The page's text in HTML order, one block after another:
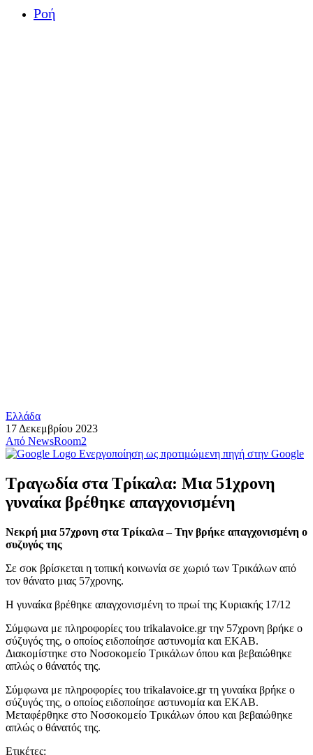
Ροή
Ελλάδα
17 Δεκεμβρίου 2023
Από NewsRoom2
Ενεργοποίηση ως προτιμώμενη πηγή στην Google
Τραγωδία στα Τρίκαλα: Μια 51χρονη
γυναίκα βρέθηκε απαγχονισμένη
Νεκρή μια 57χρονη στα Τρίκαλα – Την βρήκε απαγχονισμένη ο
συζυγός της
Σε σοκ βρίσκεται η τοπική κοινωνία σε χωριό των Τρικάλων από
τον θάνατο μιας 57χρονης.
Η γυναίκα βρέθηκε απαγχονισμένη το πρωί της Κυριακής 17/12
Σύμφωνα με πληροφορίες του trikalavoice.gr την 57χρονη βρήκε ο
σύζυγός της, ο οποίος ειδοποίησε αστυνομία και ΕΚΑΒ.
Διακομίστηκε στο Νοσοκομείο Τρικάλων όπου και βεβαιώθηκε
απλώς ο θάνατός της.
Σύμφωνα με πληροφορίες του trikalavoice.gr τη γυναίκα βρήκε ο
σύζυγός της, ο οποίος ειδοποίησε αστυνομία και ΕΚΑΒ.
Μεταφέρθηκε στο Νοσοκομείο Τρικάλων όπου και βεβαιώθηκε
απλώς ο θάνατός της.
Ετικέτες: